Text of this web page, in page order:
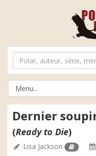
Dernier
(Ready to Die)
Lisa Jackson